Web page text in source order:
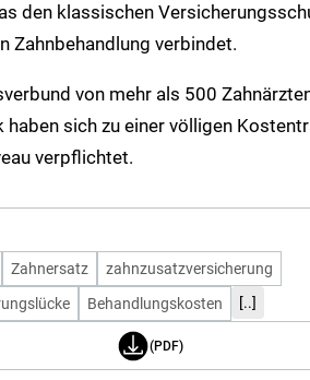
den klassischen
Zahnbehandlung verbindet.
von mehr als 500
sich zu einer völligen
verpflichtet.
Zahnersatz
zahnzusatzversicherung
Behandlungskosten [..]
(PDF)